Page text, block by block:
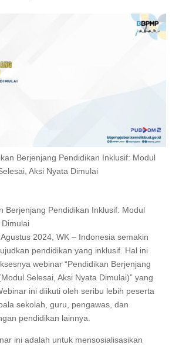
Berjenjang Pendidikan Inklusif: Modul
Aksi Nyata Dimulai
Berjenjang Pendidikan Inklusif: Modul
Dimulai
2024, WK – Indonesia semakin
pendidikan yang inklusif. Hal ini
webinar “Pendidikan Berjenjang
Selesai, Aksi Nyata Dimulai)” yang
ini diikuti oleh seribu lebih peserta
sekolah, guru, pengawas, dan
pendidikan lainnya.
ini adalah untuk mensosialisasikan